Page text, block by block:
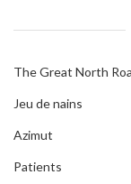
The Great North
Jeu de nains
Azimut
Patients